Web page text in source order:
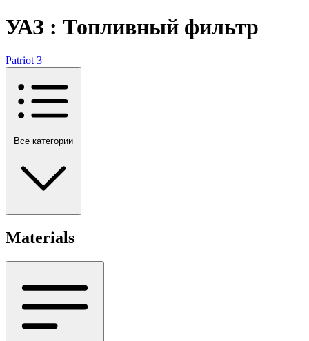
УАЗ : Топливный фильтр
Patriot 3
Все категории
Materials